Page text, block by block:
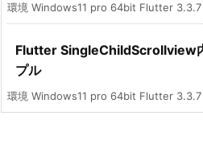
環境 Windows11 pro 64bit Flutter 3.3.7
Flutter SingleChildScrollview
プル
環境 Windows11 pro 64bit Flutter 3.3.7